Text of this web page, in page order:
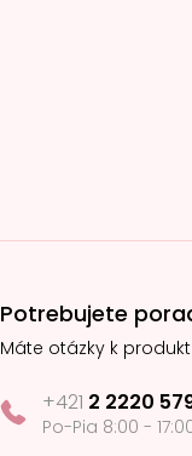
Potrebujete
Máte otázky k
+421 2 2220
Po-Pia 8:00 -